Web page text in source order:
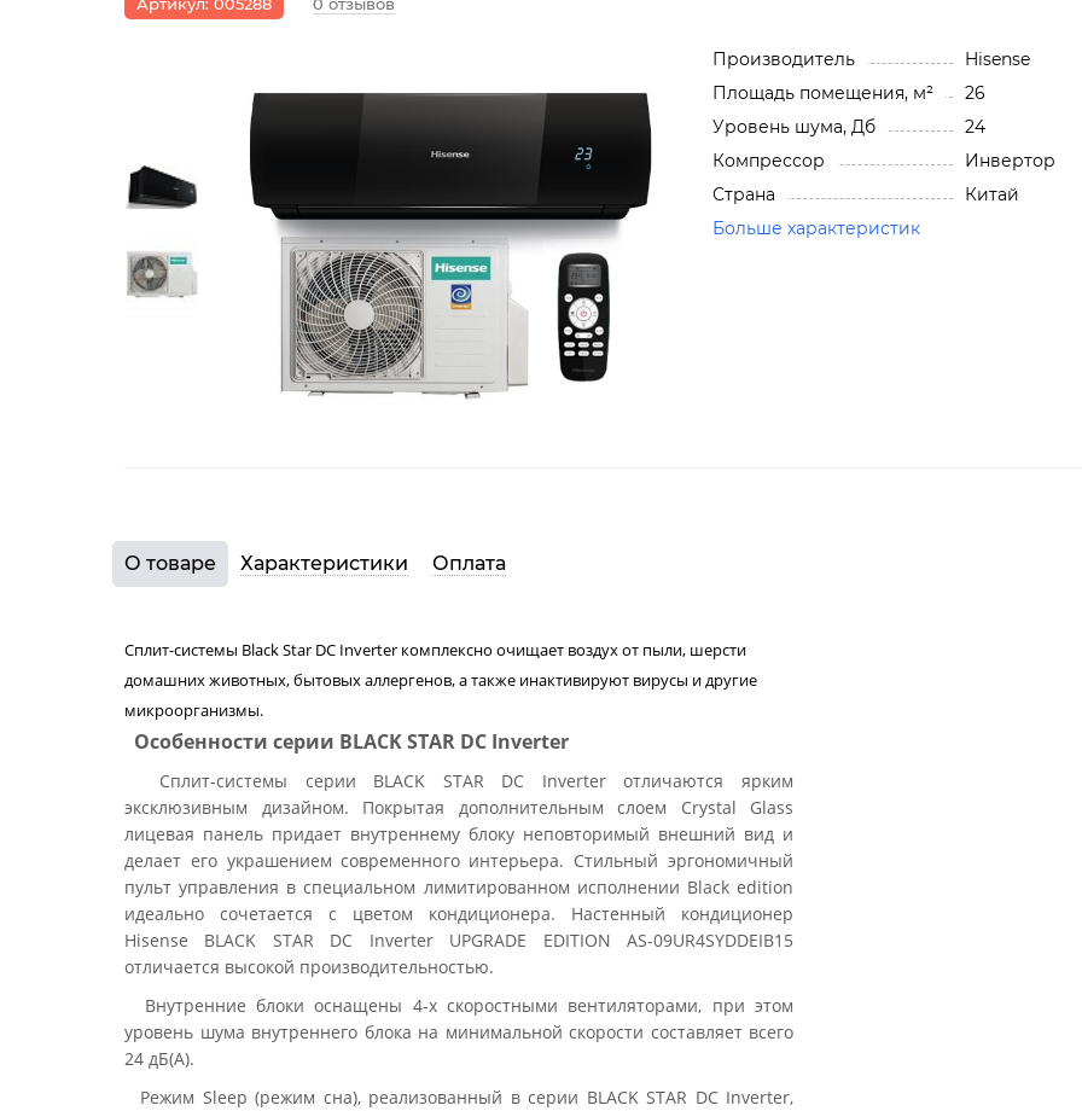
Производитель
Hisense
Площадь помещения, м²
26
Уровень шума, Дб
24
Компрессор
Инвертор
Страна
Китай
Больше характеристик
О товаре Характеристики Оплата
Сплит-системы Black Star DC Inverter комплексно очищает воздух от пыли, шерсти
домашних животных, бытовых аллергенов, а также инактивируют вирусы и другие
микроорганизмы.
Особенности серии BLACK STAR DC Inverter
Сплит-системы серии BLACK STAR DC Inverter отличаются ярким
эксклюзивным дизайном. Покрытая дополнительным слоем Crystal Glass
лицевая панель придает внутреннему блоку неповторимый внешний вид и
делает его украшением современного интерьера. Стильный эргономичный
пульт управления в специальном лимитированном исполнении Black edition
идеально сочетается с цветом кондиционера. Настенный кондиционер
Hisense BLACK STAR DC Inverter UPGRADE EDITION AS-09UR4SYDDEIB15
отличается высокой производительностью.
Внутренние блоки оснащены 4-х скоростными вентиляторами, при этом
уровень шума внутреннего блока на минимальной скорости составляет всего
24 дБ(А).
Режим Sleep (режим сна), реализованный в серии BLACK STAR DC Inverter,